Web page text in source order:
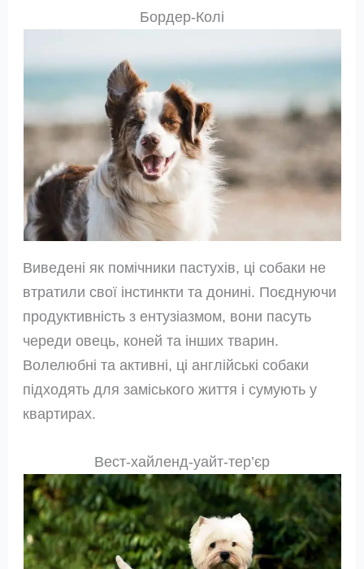
Бордер-Колі
Виведені як помічники пастухів, ці собаки не
втратили свої інстинкти та донині. Поєднуючи
продуктивність з ентузіазмом, вони пасуть
череди овець, коней та інших тварин.
Волелюбні та активні, ці англійські собаки
підходять для заміського життя і сумують у
квартирах.
Вест-хайленд-уайт-тер’єр